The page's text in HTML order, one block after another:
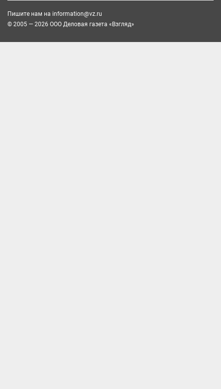
Пишите нам на information@vz.ru
© 2005 — 2026 ООО Деловая газета «Взгляд»